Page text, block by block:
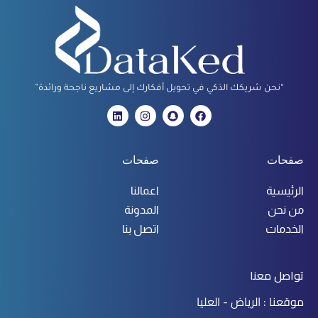
“نحن شريكك الذكي في تحويل أفكارك إلى مشاريع ناجحة ورائدة”
صفحات
الرئيسية
من نحن
الخدمات
صفحات
اعمالنا
المدونة
اتصل بنا
تواصل معنا
موقعنا : الرياض - العليا